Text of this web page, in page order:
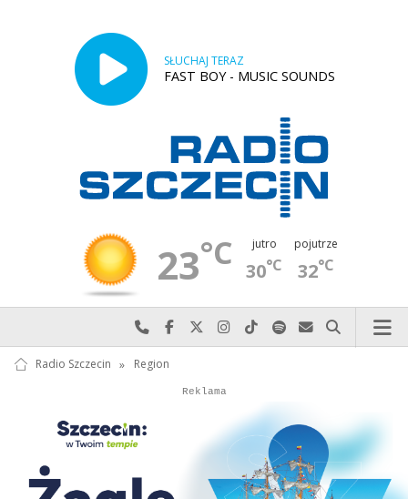
SŁUCHAJ TERAZ
FAST BOY - MUSIC SOUNDS
23°C jutro
30°C
pojutrze
32°C
Najlepiej po prostu do nas zadzwoń
Odwiedź nas na Facebook-u
Odwiedź nas na X
Odwiedź nas na Instagram-ie
Odwiedź nas na TikTok-u
Szukaj nas na Spotify
Wyślij do nas
Szukaj
Radio Szczecin » Region
Autopromocja
Reklama